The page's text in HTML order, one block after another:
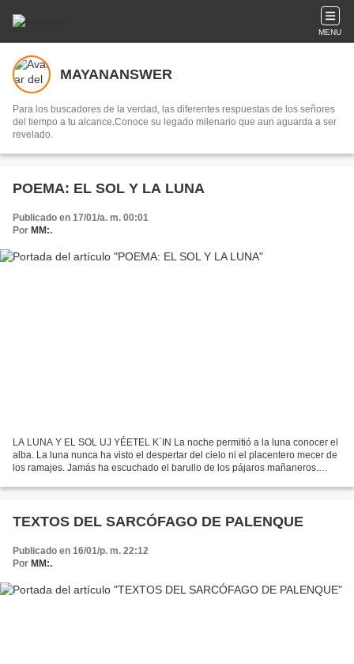
MENU
MAYANANSWER
Para los buscadores de la verdad, las diferentes respuestas de los señores
del tiempo a tu alcance.Conoce su legado milenario que aun aguarda a ser
revelado.
POEMA: EL SOL Y LA LUNA
Publicado en 17/01/a. m. 00:01
Por MM:.
LA LUNA Y EL SOL UJ YÉETEL K´IN La noche permitió a la luna conocer el
alba. La luna nunca ha visto el despertar del cielo ni el placentero mecer de
los ramajes. Jamás ha escuchado el barullo de los pájaros mañaneros.
TEXTOS DEL SARCÓFAGO DE PALENQUE
Publicado en 16/01/p. m. 22:12
Por MM:.